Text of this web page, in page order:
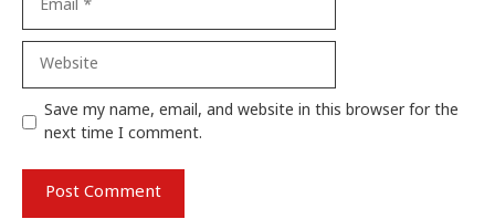
Website
Save my name, email, and website in this browser for the
next time I comment.